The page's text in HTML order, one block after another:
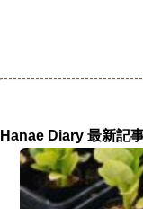
Hanae Diary 最新記